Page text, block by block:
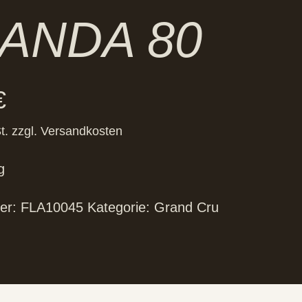
80
zzgl. Versandkosten
FLA10045 Kategorie: Grand Cru